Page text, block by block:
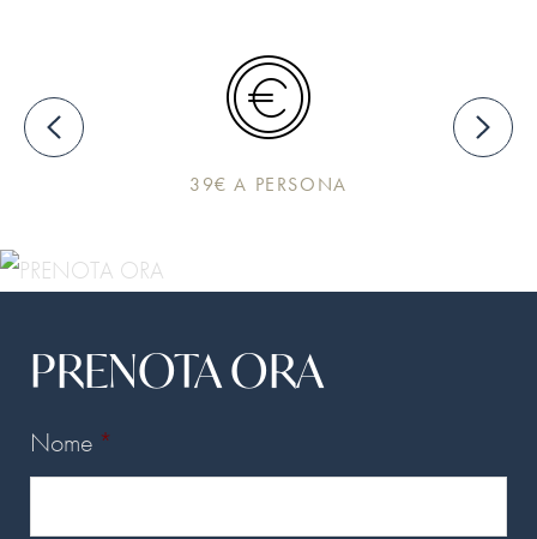
39€ A PERSONA
PRENOTA ORA
Nome *